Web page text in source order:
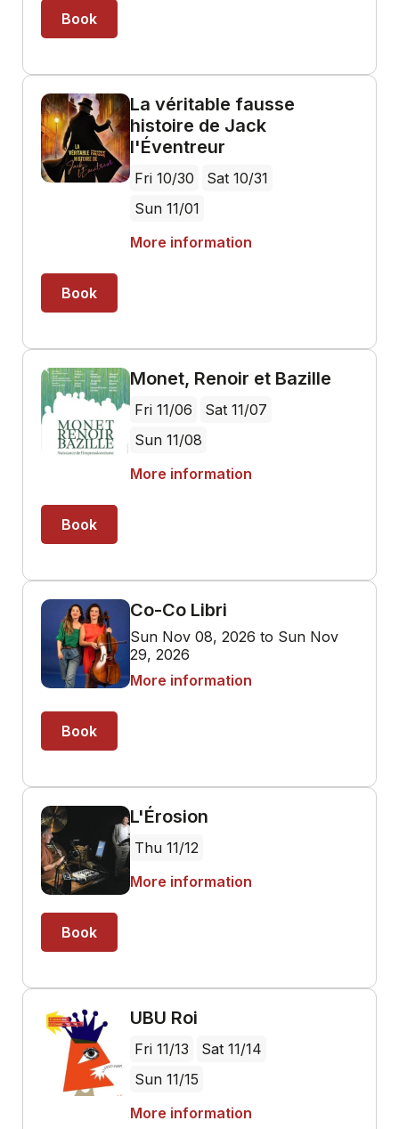
Book
La véritable fausse
histoire de Jack
l'Éventreur
Fri 10/30
Sat 10/31
Sun 11/01
More information
Book
Monet, Renoir et Bazille
Fri 11/06
Sat 11/07
Sun 11/08
More information
Book
Co-Co Libri
Sun Nov 08, 2026 to Sun Nov
29, 2026
More information
Book
L'Érosion
Thu 11/12
More information
Book
UBU Roi
Fri 11/13
Sat 11/14
Sun 11/15
More information